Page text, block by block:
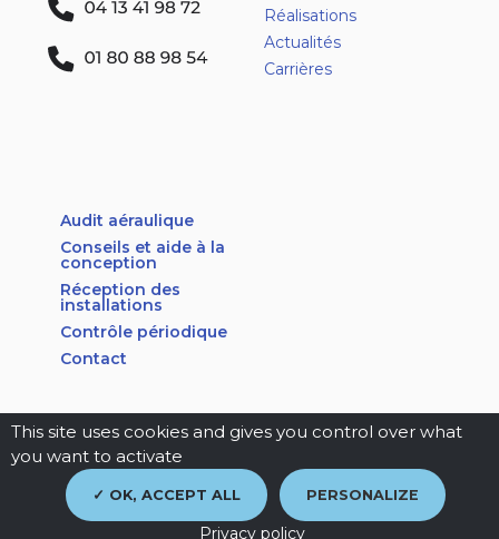
Réalisations
Actualités
Carrières
Audit aéraulique
Conseils et aide à la
conception
Réception des
installations
Contrôle périodique
Contact
|e
This site uses cookies and gives you control over what
you want to activate
OK, ACCEPT ALL PERSONALIZE
Privacy policy